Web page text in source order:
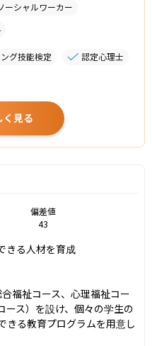
ーシャルワーカー
グ技能検定
認定心理士
く見る
偏差値
43
きる人材を育成
福祉コース、心理福祉コー
ース）を設け、個々の学生の
きる教育プログラムを用意し